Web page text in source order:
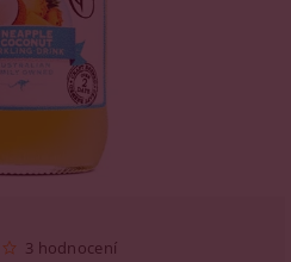
3 hodnocení